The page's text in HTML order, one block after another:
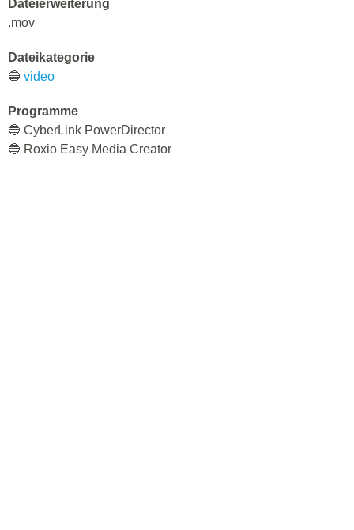
Dateierweiterung
.mov
Dateikategorie
🔵 video
Programme
🔵 CyberLink PowerDirector
🔵 Roxio Easy Media Creator